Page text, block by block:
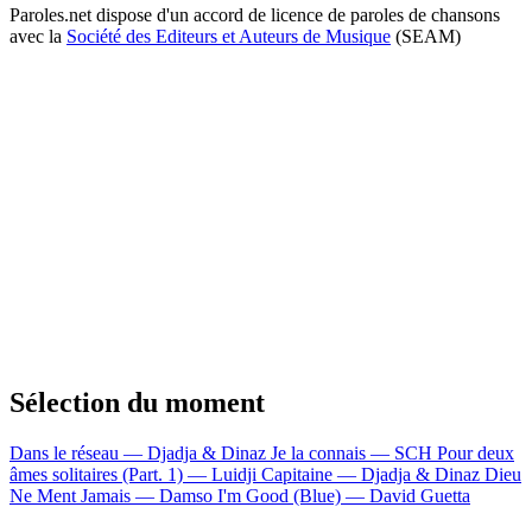
Paroles.net dispose d'un accord de licence de paroles de chansons
avec la Société des Editeurs et Auteurs de Musique (SEAM)
Sélection du moment
Dans le réseau — Djadja & Dinaz Je la connais — SCH Pour deux
âmes solitaires (Part. 1) — Luidji Capitaine — Djadja & Dinaz Dieu
Ne Ment Jamais — Damso I'm Good (Blue) — David Guetta